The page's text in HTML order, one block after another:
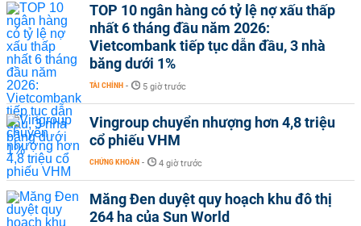
TOP 10 ngân hàng có tỷ lệ nợ xấu thấp
nhất 6 tháng đầu năm 2026:
Vietcombank tiếp tục dẫn đầu, 3 nhà
băng dưới 1%
TÀI CHÍNH - 5 giờ trước
Vingroup chuyển nhượng hơn 4,8 triệu
cổ phiếu VHM
CHỨNG KHOÁN - 4 giờ trước
Măng Đen duyệt quy hoạch khu đô thị
264 ha của Sun World